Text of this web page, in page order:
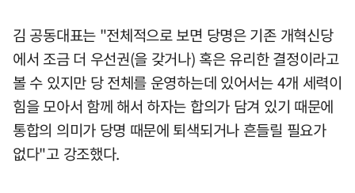
김 공동대표는 "전체적으로 보면 당명은 기존 개혁신당
에서 조금 더 우선권(을 갖거나) 혹은 유리한 결정이라고
볼 수 있지만 당 전체를 운영하는데 있어서는 4개 세력이
힘을 모아서 함께 해서 하자는 합의가 담겨 있기 때문에
통합의 의미가 당명 때문에 퇴색되거나 흔들릴 필요가
없다"고 강조했다.